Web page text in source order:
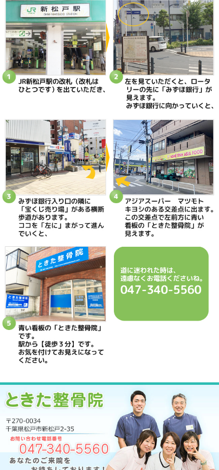
当院へのアクセス情報
ときた整骨院
所在地
〒270-0034 千葉県松戸市新松戸2-35
電話番号
047-340-5560
駐車場
駐車場はありません
予約
完全予約制 お電話にて受付致します
休診日
日曜・祝日
院長
鴇田 晶
当院までの道順